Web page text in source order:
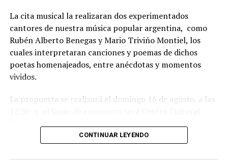
La cita musical la realizaran dos experimentados
cantores de nuestra música popular argentina, como
Rubén Alberto Benegas y Mario Triviño Montiel, los
cuales interpretaran canciones y poemas de dichos
poetas homenajeados, entre anécdotas y momentos
vividos.
La propuesta se realizará el domingo 16 de agosto, a las
CONTINUAR LEYENDO